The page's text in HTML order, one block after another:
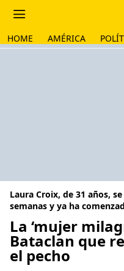
HOME AMÉRICA
Laura Croix, de 31 años,
semanas y ya ha
La ‘mujer
Bataclan que
el pecho